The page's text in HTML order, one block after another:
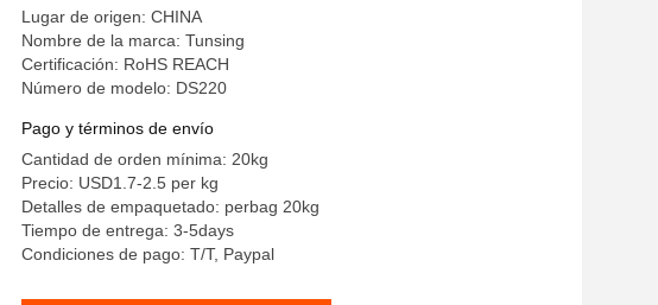
Lugar de origen: CHINA
Nombre de la marca: Tunsing
Certificación: RoHS REACH
Número de modelo: DS220
Pago y términos de envío
Cantidad de orden mínima: 20kg
Precio: USD1.7-2.5 per kg
Detalles de empaquetado: perbag 20kg
Tiempo de entrega: 3-5days
Condiciones de pago: T/T, Paypal